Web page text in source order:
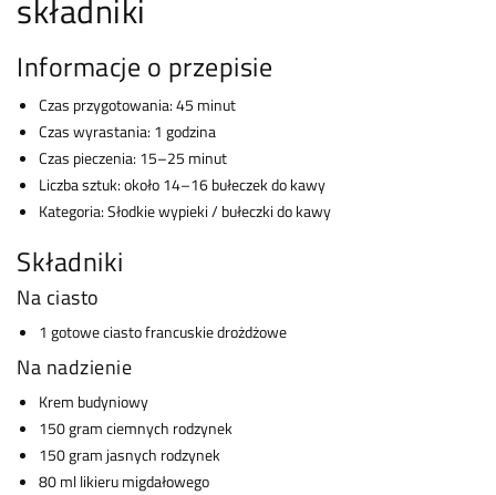
składniki
Informacje o przepisie
Czas przygotowania: 45 minut
Czas wyrastania: 1 godzina
Czas pieczenia: 15–25 minut
Liczba sztuk: około 14–16 bułeczek do kawy
Kategoria: Słodkie wypieki / bułeczki do kawy
Składniki
Na ciasto
1 gotowe ciasto francuskie drożdżowe
Na nadzienie
Krem budyniowy
150 gram ciemnych rodzynek
150 gram jasnych rodzynek
80 ml likieru migdałowego